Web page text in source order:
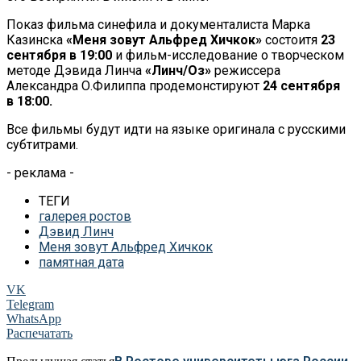
Показ фильма синефила и документалиста Марка
Казинска «Меня зовут Альфред Хичкок» состоитя 23
сентября в 19:00 и фильм-исследование о творческом
методе Дэвида Линча «Линч/Оз» режиссера
Александра О.Филиппа продемонстируют 24 сентября
в 18:00.
Все фильмы будут идти на языке оригинала с русскими
субтитрами.
- реклама -
ТЕГИ
галерея ростов
Дэвид Линч
Меня зовут Альфред Хичкок
памятная дата
VK
Telegram
WhatsApp
Распечатать